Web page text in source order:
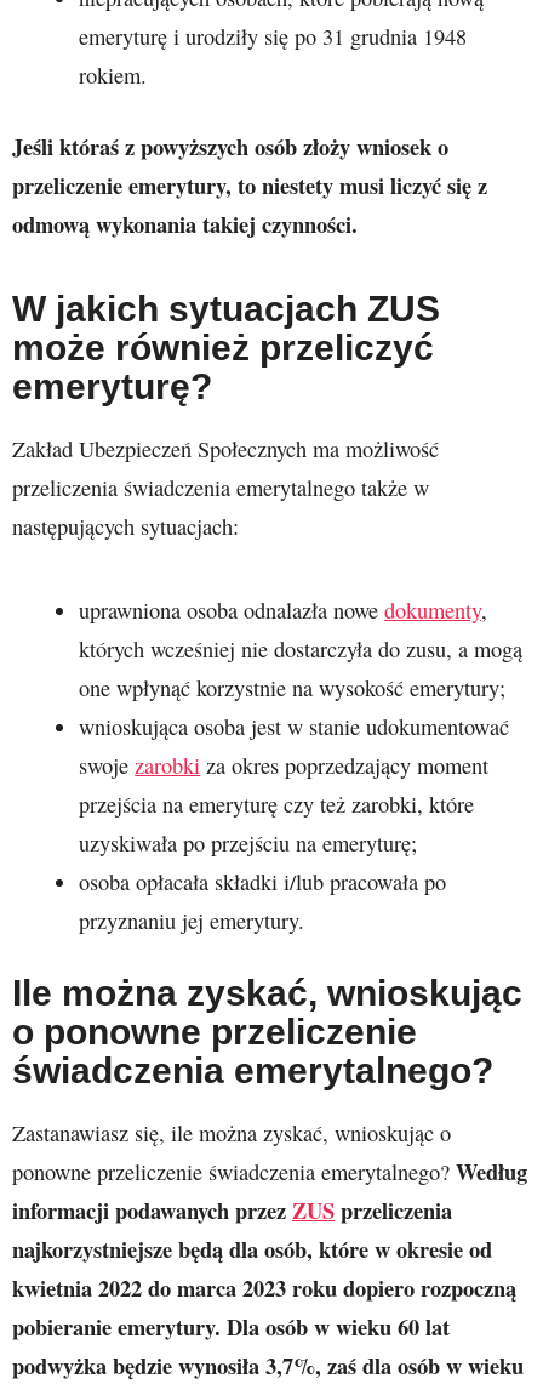
emeryturę i urodziły się po 31 grudnia 1948
rokiem.
Jeśli któraś z powyższych osób złoży wniosek o
przeliczenie emerytury, to niestety musi liczyć się z
odmową wykonania takiej czynności.
W jakich sytuacjach ZUS
może również przeliczyć
emeryturę?
Zakład Ubezpieczeń Społecznych ma możliwość
przeliczenia świadczenia emerytalnego także w
następujących sytuacjach:
uprawniona osoba odnalazła nowedokumenty,
których wcześniej nie dostarczyła do zusu, a mogą
one wpłynąć korzystnie na wysokość emerytury;
wnioskująca osoba jest w stanie udokumentować
swojezarobki za okres poprzedzający moment
przejścia na emeryturę czy też zarobki, które
uzyskiwała po przejściu na emeryturę;
osoba opłacała składki i/lub pracowała po
przyznaniu jej emerytury.
Ile można zyskać, wnioskując
o ponowne przeliczenie
świadczenia emerytalnego?
Zastanawiasz się, ile można zyskać, wnioskując o
ponowne przeliczenie świadczenia emerytalnego? Według
informacji podawanych przezZUSprzeliczenia
najkorzystniejsze będą dla osób, które w okresie od
kwietnia 2022 do marca 2023 roku dopiero rozpoczną
pobieranie emerytury. Dla osób w wieku 60 lat
podwyżka będzie wynosiła 3,7%, zaś dla osób w wieku